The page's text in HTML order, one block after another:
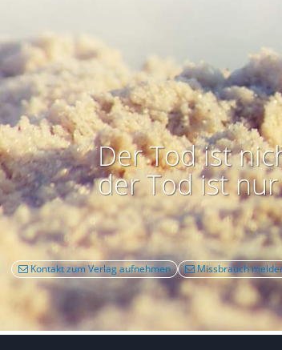
Der Tod ist
der Tod ist
Kontakt zum Verlag aufnehmen Missbrauch